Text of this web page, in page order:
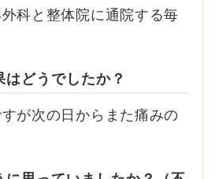
科と整体院に通院する毎
どうでしたか？
が次の日からまた痛みの